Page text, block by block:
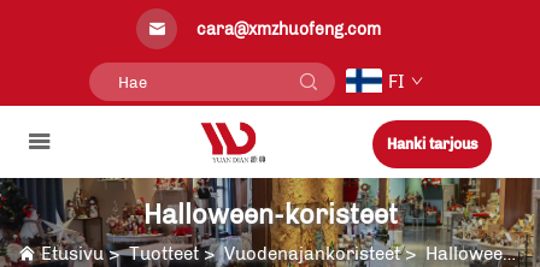
cara@xmzhuofeng.com
FI
Hanki tarjous
Halloween-koristeet
Etusivu>Tuotteet>Vuodenajankoristeet>Halloween-koristeet